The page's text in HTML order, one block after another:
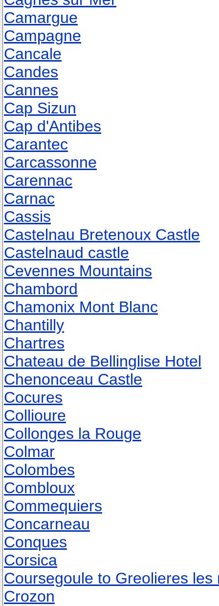
Camargue
Campagne
Cancale
Candes
Cannes
Cap Sizun
Cap d'Antibes
Carantec
Carcassonne
Carennac
Carnac
Cassis
Castelnau Bretenoux Castle
Castelnaud castle
Cevennes Mountains
Chambord
Chamonix Mont Blanc
Chantilly
Chartres
Chateau de Bellinglise Hotel
Chenonceau Castle
Cocures
Collioure
Collonges la Rouge
Colmar
Colombes
Combloux
Commequiers
Concarneau
Conques
Corsica
Coursegoule to Greolieres les
Crozon